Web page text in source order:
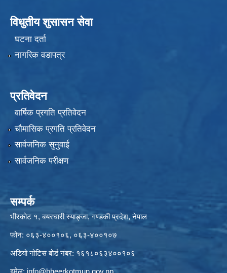
विधुतीय शुसासन सेवा
घटना दर्ता
नागरिक वडापत्र
प्रतिवेदन
वार्षिक प्रगति प्रतिवेदन
चौमासिक प्रगति प्रतिवेदन
सार्वजनिक सुनुवाई
सार्वजनिक परीक्षण
सम्पर्क
भीरकोट १, बयरघारी स्याङ्जा, गण्डकी प्रदेश, नेपाल
फोन: ०६३-४००१०६, ०६३-४००१०७
अडियो नोटिस बोर्ड नंबर: १६१८०६३४००१०६
इमेल: info@bheerkotmun.gov.np